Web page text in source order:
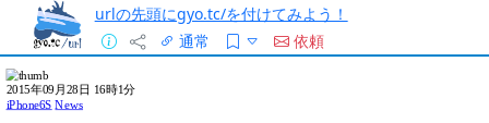
urlの先頭にgyo.tc/を付けてみよう！
通常
依頼